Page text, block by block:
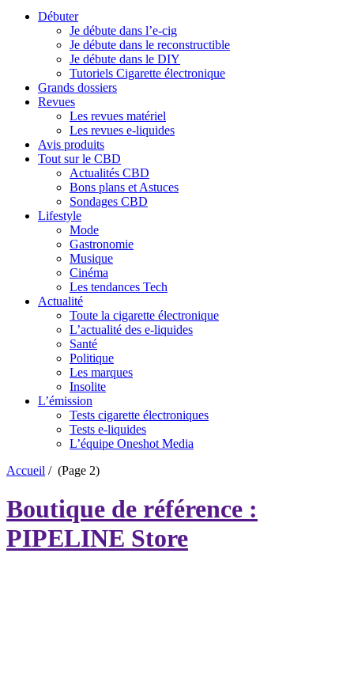
Débuter
Je débute dans l’e-cig
Je débute dans le reconstructible
Je débute dans le DIY
Tutoriels Cigarette électronique
Grands dossiers
Revues
Les revues matériel
Les revues e-liquides
Avis produits
Tout sur le CBD
Actualités CBD
Bons plans et Astuces
Sondages CBD
Lifestyle
Mode
Gastronomie
Musique
Cinéma
Les tendances Tech
Actualité
Toute la cigarette électronique
L’actualité des e-liquides
Santé
Politique
Les marques
Insolite
L’émission
Tests cigarette électroniques
Tests e-liquides
L’équipe Oneshot Media
Accueil / (Page 2)
Boutique de référence :
PIPELINE Store